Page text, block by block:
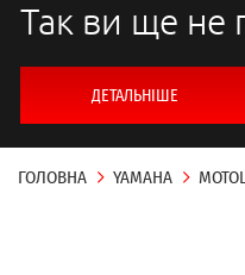
Так ви ще не
ДЕТАЛЬНІШЕ
ГОЛОВНА YAMAHA